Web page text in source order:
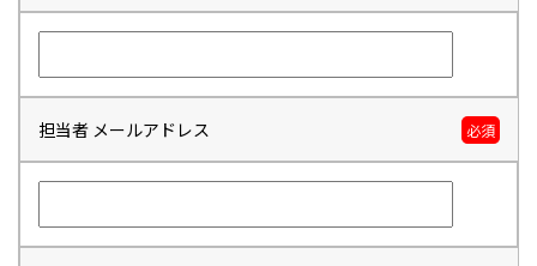
担当者 メールアドレス 必須